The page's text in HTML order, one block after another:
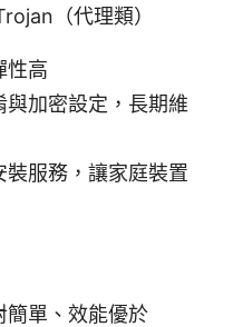
（代理類）
性高
加密設定，長期維
服務，讓家庭裝置
簡單、效能優於